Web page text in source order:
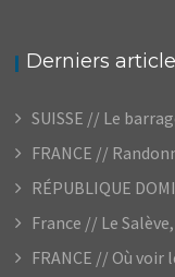
Derniers
SUISSE // Le
FRANCE //
RÉPUBLIQUE
France // Le
FRANCE // Où